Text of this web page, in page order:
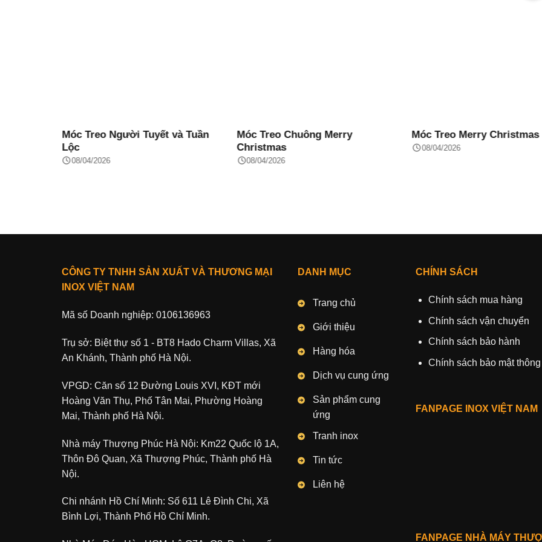
Móc Treo Người Tuyết và Tuần
Lộc
08/04/2026
Móc Treo Chuông Merry
Christmas
08/04/2026
Móc Treo Merry Christmas
08/04/2026
CÔNG TY TNHH SẢN XUẤT VÀ THƯƠNG MẠI
INOX VIỆT NAM
Mã số Doanh nghiệp: 0106136963
Trụ sở: Biệt thự số 1 - BT8 Hado Charm Villas, Xã
An Khánh, Thành phố Hà Nội.
VPGD: Căn số 12 Đường Louis XVI, KĐT mới
Hoàng Văn Thụ, Phố Tân Mai, Phường Hoàng
Mai, Thành phố Hà Nội.
Nhà máy Thượng Phúc Hà Nội: Km22 Quốc lộ 1A,
Thôn Đô Quan, Xã Thượng Phúc, Thành phố Hà
Nội.
Chi nhánh Hồ Chí Minh: Số 611 Lê Đình Chi, Xã
Bình Lợi, Thành Phố Hồ Chí Minh.
DANH MỤC
Trang chủ
Giới thiệu
Hàng hóa
Dịch vụ cung ứng
Sản phẩm cung
ứng
Tranh inox
Tin tức
Liên hệ
CHÍNH SÁCH
Chính sách mua hàng
Chính sách vận chuyển
Chính sách bảo hành
Chính sách bảo mật thông
FANPAGE INOX VIỆT NAM
FANPAGE NHÀ MÁY